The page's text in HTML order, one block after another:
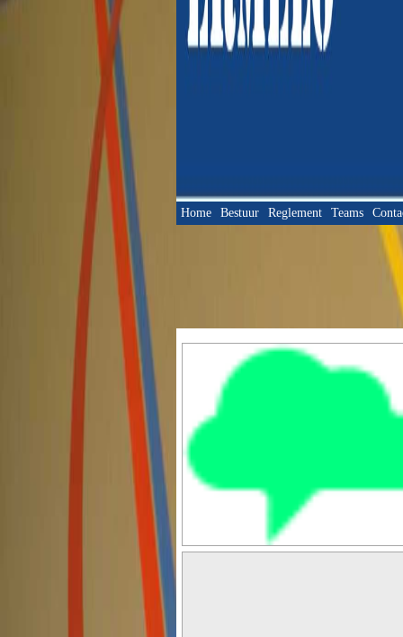
Home Bestuur Reglement Teams